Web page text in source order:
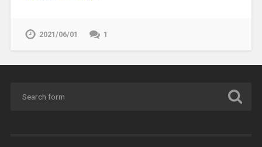
2021/06/01 1